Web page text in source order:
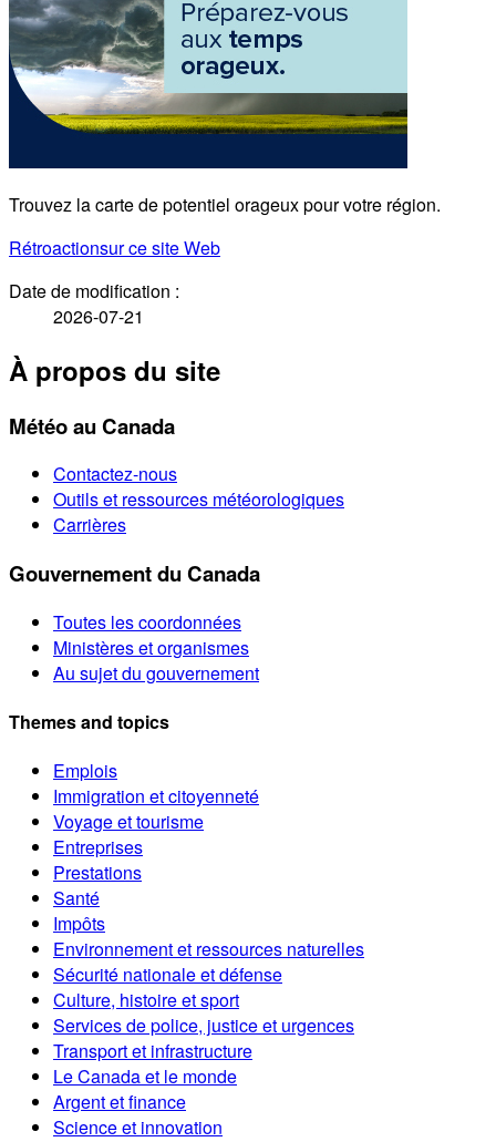
Trouvez la carte de potentiel orageux pour votre région.
Rétroactionsur ce site Web
Date de modification :
2026-07-21
À propos du site
Météo au Canada
Contactez-nous
Outils et ressources météorologiques
Carrières
Gouvernement du Canada
Toutes les coordonnées
Ministères et organismes
Au sujet du gouvernement
Themes and topics
Emplois
Immigration et citoyenneté
Voyage et tourisme
Entreprises
Prestations
Santé
Impôts
Environnement et ressources naturelles
Sécurité nationale et défense
Culture, histoire et sport
Services de police, justice et urgences
Transport et infrastructure
Le Canada et le monde
Argent et finance
Science et innovation